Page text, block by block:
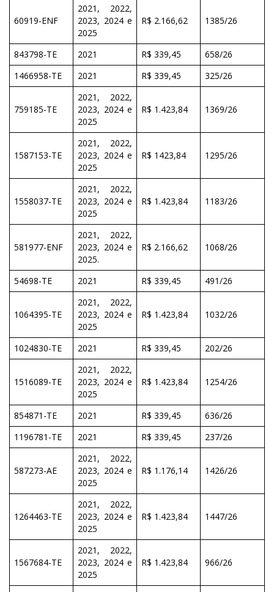
60919-ENF
2021, 2022,
2023, 2024 e
2025
R$ 2.166,62 1385/26
843798-TE 2021 R$ 339,45
658/26
1466958-TE
2021 R$ 339,45 325/26
759185-TE
2021, 2022,
2023, 2024 e
2025
R$ 1.423,84 1369/26
1587153-TE
2021, 2022,
2023, 2024 e
2025
R$ 1423,84 1295/26
1558037-TE
2021, 2022,
2023, 2024 e
2025
R$ 1.423,84 1183/26
581977-ENF
2021, 2022,
2023, 2024 e
2025.
R$ 2.166,62 1068/26
54698-TE 2021 R$ 339,45 491/26
1064395-TE
2021, 2022,
2023, 2024 e
2025
R$ 1.423,84 1032/26
1024830-TE 2021 R$ 339,45 202/26
1516089-TE
2021, 2022,
2023, 2024 e
2025
R$ 1.423,84 1254/26
854871-TE 2021 R$ 339,45
636/26
1196781-TE
2021 R$ 339,45 237/26
587273-AE
2021, 2022,
2023, 2024 e
2025
R$ 1.176,14 1426/26
1264463-TE
2021, 2022,
2023, 2024 e
2025
R$ 1.423,84 1447/26
1567684-TE
2021, 2022,
2023, 2024 e
2025
R$ 1.423,84 966/26